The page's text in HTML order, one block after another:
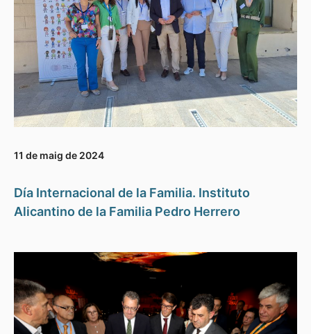
11 de maig de 2024
Día Internacional de la Familia. Instituto
Alicantino de la Familia Pedro Herrero